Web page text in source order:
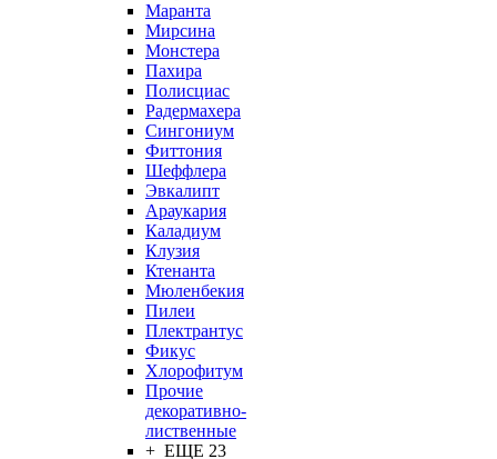
Маранта
Мирсина
Монстера
Пахира
Полисциас
Радермахера
Сингониум
Фиттония
Шеффлера
Эвкалипт
Араукария
Каладиум
Клузия
Ктенанта
Мюленбекия
Пилеи
Плектрантус
Фикус
Хлорофитум
Прочие
декоративно-
лиственные
+ ЕЩЕ 23